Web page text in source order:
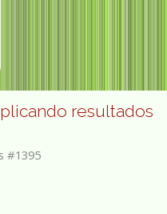
resultados
#1395